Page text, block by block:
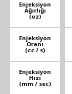
Enjeksiyon
Ağırlığı
(oz)
Enjeksiyon
Oranı
(cc / s)
Enjeksiyon
Hızı
(mm / sec)